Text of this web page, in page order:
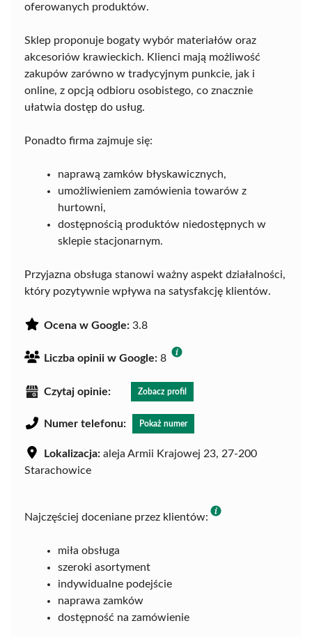
oferowanych produktów.
Sklep proponuje bogaty wybór materiałów oraz
akcesoriów krawieckich. Klienci mają możliwość
zakupów zarówno w tradycyjnym punkcie, jak i
online, z opcją odbioru osobistego, co znacznie
ułatwia dostęp do usług.
Ponadto firma zajmuje się:
naprawą zamków błyskawicznych,
umożliwieniem zamówienia towarów z
hurtowni,
dostępnością produktów niedostępnych w
sklepie stacjonarnym.
Przyjazna obsługa stanowi ważny aspekt działalności,
który pozytywnie wpływa na satysfakcję klientów.
Ocena w Google: 3.8
Liczba opinii w Google: 8
Czytaj opinie: Zobacz profil
Numer telefonu: Pokaż numer
Lokalizacja: aleja Armii Krajowej 23, 27-200
Starachowice
Najczęściej doceniane przez klientów:
miła obsługa
szeroki asortyment
indywidualne podejście
naprawa zamków
dostępność na zamówienie